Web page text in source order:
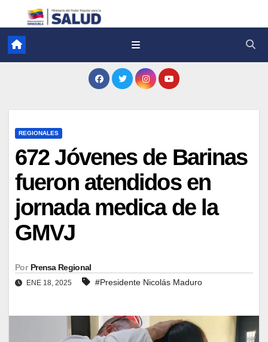
REGIONALES
672 Jóvenes de Barinas
fueron atendidos en
jornada medica de la
GMVJ
Por Prensa Regional
ENE 18, 2025 #Presidente Nicolás Maduro